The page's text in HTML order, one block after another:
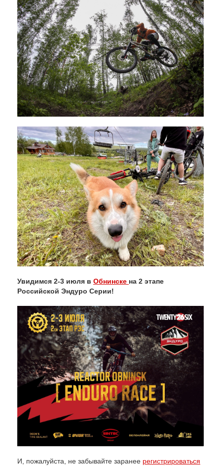
Увидимся 2-3 июля в Обнинске на 2 этапе
Российской Эндуро Серии!
И, пожалуйста, не забывайте заранее регистрироваться